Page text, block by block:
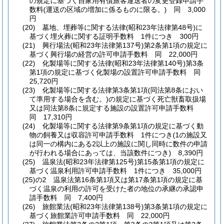
数料(運送の区域の増加に係るものに限る。) 同 3,000
円
(20)
墓地、埋葬等に関する法律(昭和23年法律第48号)に
基づく埋火葬に関する証明手数料 1件につき 300円
(21)
興行場法(昭和23年法律第137号)第2条第1項の規定に
基づく興行場の経営の許可申請手数料 同 22,000円
(22)
化製場等に関する法律(昭和23年法律第140号)第3条
第1項の規定に基づく化製場の設置許可申請手数料 同
25,720円
(23)
化製場等に関する法律第3条第1項(同法第8条におい
て準用する場合を含む。)の規定に基づく死亡獣畜取扱場
又は同法第8条に規定する施設の設置許可申請手数料
同 17,310円
(24)
化製場等に関する法律第9条第1項の規定に基づく動
物の飼養又は収容許可申請手数料 1件につき(1の施設又
は同一の構内にある2以上の施設に関し同時に数件の申請
が行われる場合にあっては、当該数件につき) 8,390円
(25)
温泉法(昭和23年法律第125号)第15条第1項の規定に
基づく温泉利用許可申請手数料 1件につき 35,000円
(25)の2
温泉法第16条第1項又は第17条第1項の規定に基
づく温泉の利用の許可を受けた者の地位の承継の承認申
請手数料 同 7,400円
(26)
旅館業法(昭和23年法律第138号)第3条第1項の規定に
基づく旅館業許可申請手数料 同 22,000円